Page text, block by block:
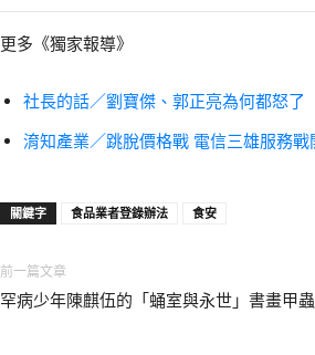
更多《獨家報導》
社長的話／劉寶傑、郭正亮為何都怒了
淯知產業／跳脫價格戰 電信三雄服務戰
關鍵字 食品業者登錄辦法 食安
前一篇文章
罕病少年陳麒伍的「蛹室與永世」書畫甲